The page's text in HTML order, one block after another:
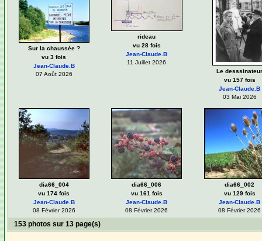
Sur la chaussée ?
vu 3 fois
Jean-Claude.B
07 Août 2026
rideau
vu 28 fois
Jean-Claude.B
11 Juillet 2026
Le desssinateur
vu 157 fois
Jean-Claude.B
03 Mai 2026
dia66_004
vu 174 fois
Jean-Claude.B
08 Février 2026
dia66_006
vu 161 fois
Jean-Claude.B
08 Février 2026
dia66_002
vu 129 fois
Jean-Claude.B
08 Février 2026
153 photos sur 13 page(s)